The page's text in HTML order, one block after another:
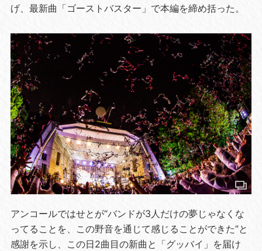
げ、最新曲「ゴーストバスター」で本編を締め括った。
アンコールではせとが“バンドが3人だけの夢じゃなくな
ってることを、この野音を通じて感じることができた”と
感謝を示し、この日2曲目の新曲と「グッバイ」を届け